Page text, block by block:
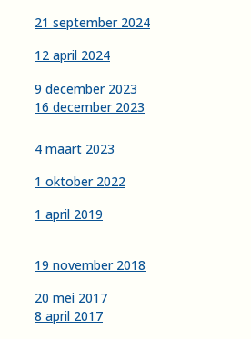
21 september 2024
12 april 2024
9 december 2023
16 december 2023
4 maart 2023
1 oktober 2022
1 april 2019
19 november 2018
20 mei 2017
8 april 2017